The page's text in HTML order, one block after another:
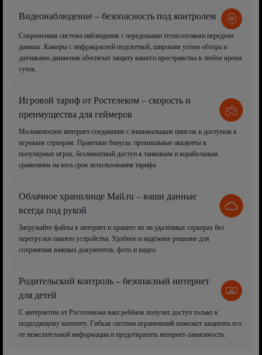
Видеонаблюдение – безопасность под контролем
Современная система наблюдения с передовыми технологиями передачи
данных. Камеры с инфракрасной подсветкой, широким углом обзора и
датчиками движения обеспечат защиту вашего пространства в любое время
суток.
Игровой тариф от Ростелеком – скорость и
преимущества для геймеров
Молниеносное интернет-соединение с минимальным пингом и доступом к
игровым серверам. Приятные бонусы: премиальные аккаунты в
популярных играх, безлимитный доступ к танковым и корабельным
сражениям на весь срок использования тарифа.
Облачное хранилище Mail.ru – ваши данные
всегда под рукой
Загружайте файлы в интернет и храните их на удалённых серверах без
перегрузки памяти устройства. Удобное и надёжное решение для
сохранения важных документов, фото и видео.
Родительский контроль – безопасный интернет
для детей
С интернетом от Ростелекома ваш ребёнок получит доступ только к
подходящему контенту. Гибкая система ограничений поможет защитить его
от нежелательной информации и предотвратить интернет-зависимость.